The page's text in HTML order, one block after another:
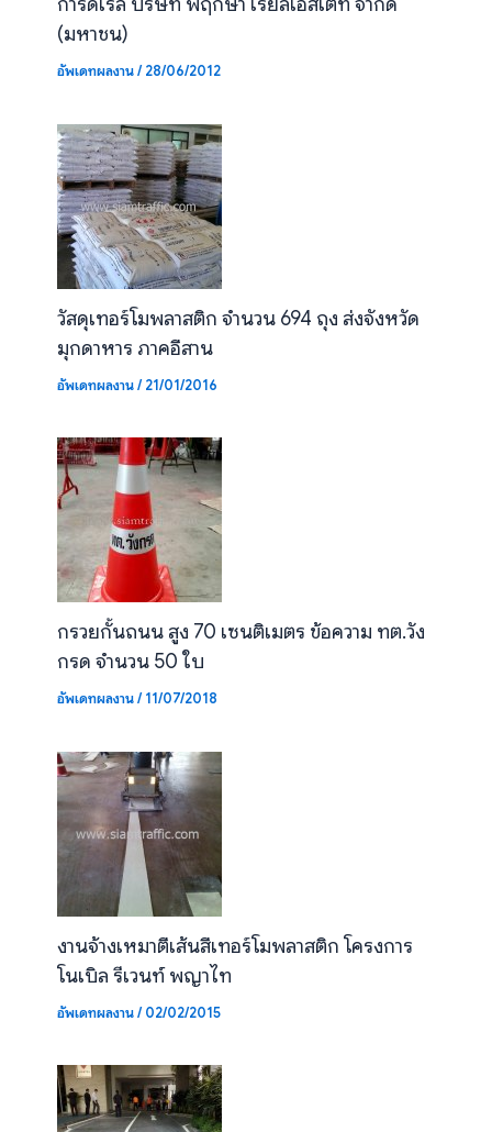
(มหาชน)
อัพเดทผลงาน/28/06/2012
วัสดุเทอร์โมพลาสติก จำนวน 694 ถุง ส่งจังหวัด
มุกดาหาร ภาคอีสาน
อัพเดทผลงาน/21/01/2016
กรวยกั้นถนน สูง 70 เซนติเมตร ข้อความ ทต.วัง
กรด จำนวน 50 ใบ
อัพเดทผลงาน/11/07/2018
งานจ้างเหมาตีเส้นสีเทอร์โมพลาสติก โครงการ
โนเบิล รีเวนท์ พญาไท
อัพเดทผลงาน/02/02/2015